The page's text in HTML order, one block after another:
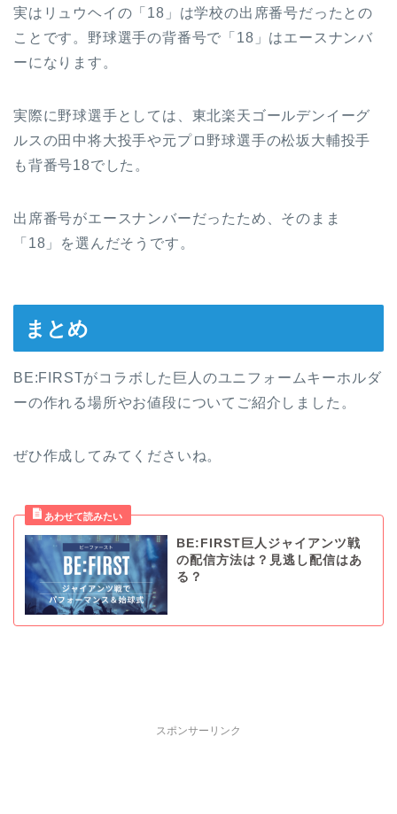
実はリュウヘイの「18」は学校の出席番号だったとの
ことです。野球選手の背番号で「18」はエースナンバ
ーになります。
実際に野球選手としては、東北楽天ゴールデンイーグ
ルスの田中将大投手や元プロ野球選手の松坂大輔投手
も背番号18でした。
出席番号がエースナンバーだったため、そのまま
「18」を選んだそうです。
まとめ
BE:FIRSTがコラボした巨人のユニフォームキーホルダ
ーの作れる場所やお値段についてご紹介しました。
ぜひ作成してみてくださいね。
BE:FIRST巨人ジャイアンツ戦
の配信方法は？見逃し配信はあ
る？
スポンサーリンク